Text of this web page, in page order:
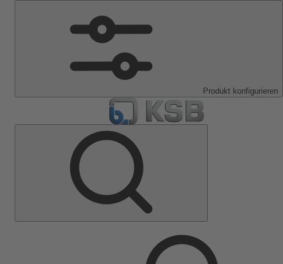
Produkt konfigurieren